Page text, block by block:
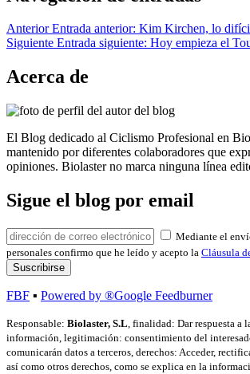
Anterior Entrada anterior: Kim Kirchen, lo
Siguiente Entrada siguiente: Hoy empieza el
Acerca de
El Blog dedicado al Ciclismo Profesional en
mantenido por diferentes colaboradores que
opiniones. Biolaster no marca ninguna línea
Sigue el blog por email
Mediante el
personales confirmo que he leído y acepto la Cláusula
FBF ▪ Powered by ®Google Feedburner
Responsable: Biolaster, S.L, finalidad: Dar respuesta a
información, legitimación: consentimiento del
comunicarán datos a terceros, derechos: Acceder,
así como otros derechos, como se explica en la